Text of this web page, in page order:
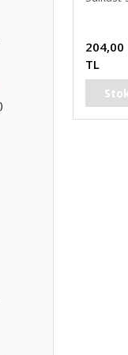
204,00
TL